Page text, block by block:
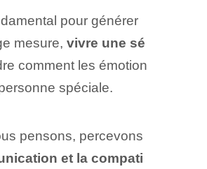
pour générer
mesure,⁢ vivre une sé
comment les émotion
spéciale.
pensons, percevons
et la compati